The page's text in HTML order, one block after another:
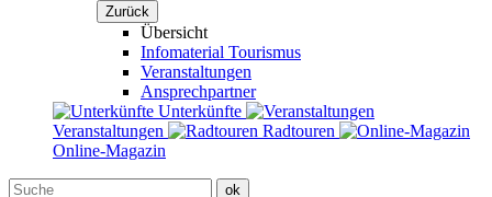
Zurück
Übersicht
Infomaterial Tourismus
Veranstaltungen
Ansprechpartner
Unterkünfte
Veranstaltungen
Radtouren
Online-Magazin